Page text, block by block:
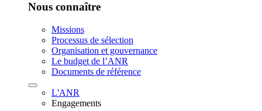
Nous connaître
Missions
Processus de sélection
Organisation et gouvernance
Le budget de l’ANR
Documents de référence
L'ANR
Engagements